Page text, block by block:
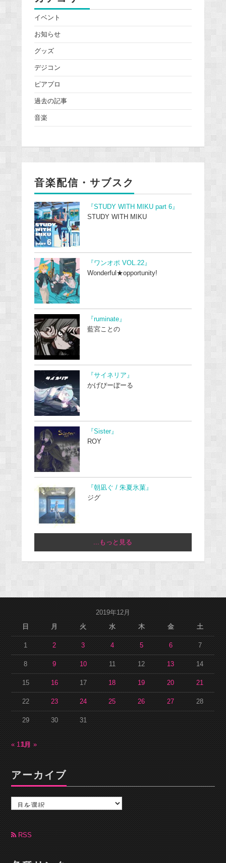
イベント
お知らせ
グッズ
デジコン
ピアプロ
過去の記事
音楽
音楽配信・サブスク
『STUDY WITH MIKU part 6』
STUDY WITH MIKU
『ワンオポ VOL.22』
Wonderful★opportunity!
『ruminate』
藍宮ことの
『サイネリア』
かげぴーぼーる
『Sister』
ROY
『朝凪ぐ / 朱夏氷菓』
ジグ
...もっと見る
2019年12月
日
月 火 水 木 金 土
1 2 3 4 5 6 7
8 9 10 11 12 13 14
15 16 17 18 19 20 21
22 23 24 25 26 27 28
29 30 31
« 11月1月 »
アーカイブ
カ
ブRSS